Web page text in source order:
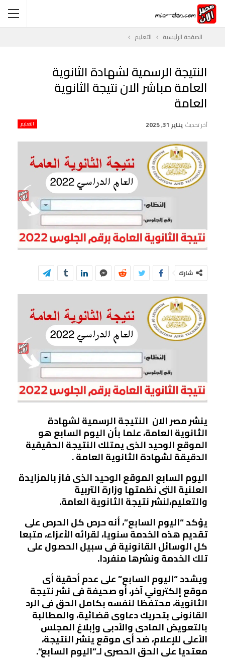
الصفحة الرئيسية التعليم
النتيجة الرسمية لشهادة الثانوية
العامة مباشر الان نتيجة الثانوية
العامة
التعليم آخر تحديث يناير 31, 2025
شارك
ينشر مصر الان النتيجة الرسمية لشهادة
الثانوية العامة، علما بأن اليوم السابع هو
الموقع الوحيد الذى يمتلك النتيجة الحقيقية
الدقيقة لشهادة الثانوية العامة .
اليوم السابع الموقع الوحيد الذى فاز بالمزايدة
العلنية التى نظمتها وزارة التربية
والتعليم،لنشر نتيجة الثانوية العامة.
يؤكد “اليوم السابع”، أنه حرص كل الحرص على
تقديم هذه الخدمة سنويا، لقرائه الأعزاء، متبعا
كل الوسائل القانونية فى سبيل الحصول على
تلك الخدمة ونشرها منفردا.
ويشدد “اليوم السابع” على عدم أحقية أى
موقع إلكتروني آخر، أو صحيفة فى نشر نتيجة
الثانوية، محتفظا لنفسه بكامل الحق فى الرد
القانونى بتحريك دعاوى قضائية، والمطالبة
بالتعويض المادى والأدبى وإبلاغ المجلس
الأعلى للإعلام، ضد أى موقع ينشر النتيجة،
معتديا على الحق الحصرى لـ”اليوم السابع”.